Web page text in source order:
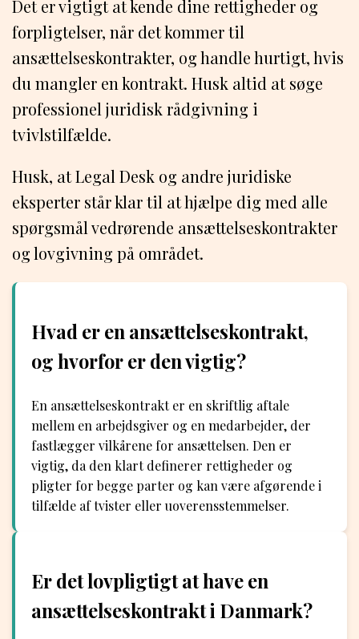
Det er vigtigt at kende dine rettigheder og
forpligtelser, når det kommer til
ansættelseskontrakter, og handle hurtigt, hvis
du mangler en kontrakt. Husk altid at søge
professionel juridisk rådgivning i
tvivlstilfælde.
Husk, at Legal Desk og andre juridiske
eksperter står klar til at hjælpe dig med alle
spørgsmål vedrørende ansættelseskontrakter
og lovgivning på området.
Hvad er en ansættelseskontrakt,
og hvorfor er den vigtig?
En ansættelseskontrakt er en skriftlig aftale
mellem en arbejdsgiver og en medarbejder, der
fastlægger vilkårene for ansættelsen. Den er
vigtig, da den klart definerer rettigheder og
pligter for begge parter og kan være afgørende i
tilfælde af tvister eller uoverensstemmelser.
Er det lovpligtigt at have en
ansættelseskontrakt i Danmark?